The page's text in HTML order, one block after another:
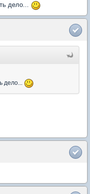
дело...
дело...